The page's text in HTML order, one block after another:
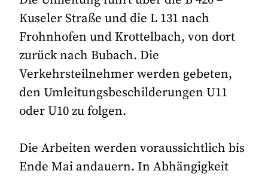
Kuseler Straße und die L 131 nach
Frohnhofen und Krottelbach, von dort
zurück nach Bubach. Die
Verkehrsteilnehmer werden gebeten,
den Umleitungsbeschilderungen U11
oder U10 zu folgen.
Die Arbeiten werden voraussichtlich bis
Ende Mai andauern. In Abhängigkeit